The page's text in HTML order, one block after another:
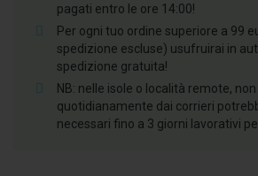
pagati entro le ore 14:00!
Per ogni tuo ordine superiore a 99
spedizione escluse) usufruirai in
spedizione gratuita!
NB: nelle isole o località remote,
quotidianamente dai corrieri
necessari fino a 3 giorni lavorativi